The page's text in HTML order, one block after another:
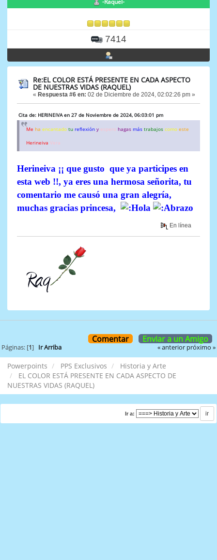
-Raquel-
7414
Re:EL COLOR ESTÁ PRESENTE EN CADA ASPECTO
DE NUESTRAS VIDAS (RAQUEL)
« Respuesta #6 en: 02 de Diciembre de 2024, 02:02:26 pm »
Cita de: HERINEIVA en 27 de Noviembre de 2024, 06:03:01 pm
Me ha encantado tu reflexión y espero hagas más trabajos como este
Herineiva Vera
Herineiva ¡¡ que gusto que ya participes en
esta web !!, ya eres una hermosa señorita, tu
comentario me causó una gran alegría,
muchas gracias princesa,
En línea
Comentar Enviar a un Amigo
Páginas: [1] Ir Arriba « anterior próximo »
Powerpoints PPS Exclusivos
Historia y Arte
EL COLOR ESTÁ PRESENTE EN CADA ASPECTO DE
NUESTRAS VIDAS (RAQUEL)
Ir a: